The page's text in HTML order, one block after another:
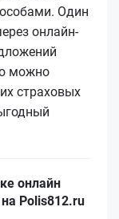
Один
онлайн-
можно
страховых
онлайн
Polis812.ru